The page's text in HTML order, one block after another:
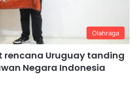
Olahraga
rencana Uruguay tanding
Negara Indonesia